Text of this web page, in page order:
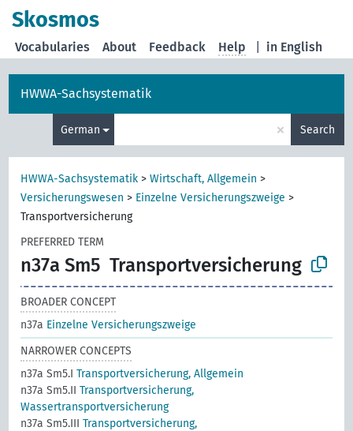
Skosmos
in English
Vocabularies About Feedback Help
HWWA-Sachsystematik
German × Search
HWWA-Sachsystematik >Wirtschaft, Allgemein >
Versicherungswesen > Einzelne Versicherungszweige >
Transportversicherung
PREFERRED TERM
n37a Sm5 Transportversicherung
BROADER CONCEPT
n37a Einzelne Versicherungszweige
NARROWER CONCEPTS
n37a Sm5.ITransportversicherung, Allgemein
n37a Sm5.IITransportversicherung,
Wassertransportversicherung
n37a Sm5.IIITransportversicherung,